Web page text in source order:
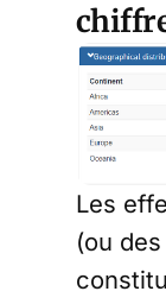
Les
(ou